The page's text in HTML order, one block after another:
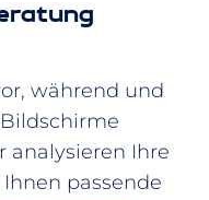
während und
analysieren Ihre
passende